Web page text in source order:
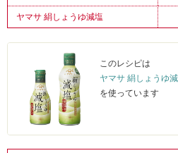
ヤマサ 絹しょうゆ減塩
このレシピは
ヤマサ 絹しょうゆ
を使っています